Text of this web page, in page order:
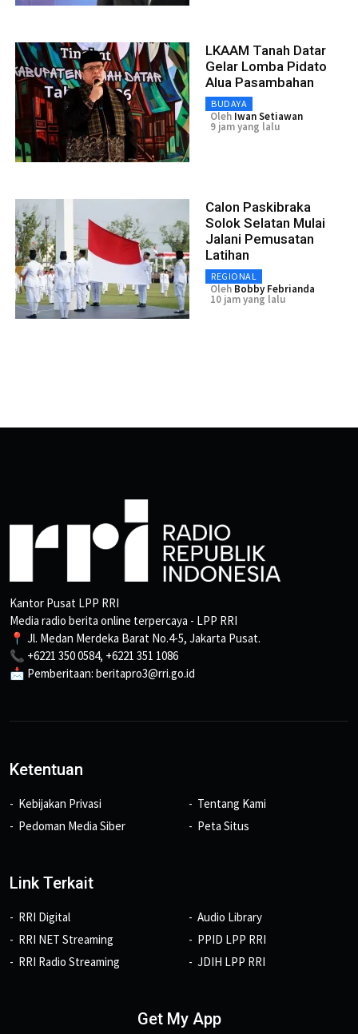
LKAAM Tanah Datar
Gelar Lomba Pidato
Alua Pasambahan
BUDAYA
Oleh Iwan Setiawan
9 jam yang lalu
Calon Paskibraka
Solok Selatan Mulai
Jalani Pemusatan
Latihan
REGIONAL
Oleh Bobby Febrianda
10 jam yang lalu
Kantor Pusat LPP RRI
Media radio berita online terpercaya - LPP RRI
📍 Jl. Medan Merdeka Barat No.4-5, Jakarta Pusat.
📞 +6221 350 0584, +6221 351 1086
📩 Pemberitaan: beritapro3@rri.go.id
Ketentuan
Kebijakan Privasi
Pedoman Media Siber
Tentang Kami
Peta Situs
Link Terkait
RRI Digital
RRI NET Streaming
RRI Radio Streaming
Audio Library
PPID LPP RRI
JDIH LPP RRI
Get My App